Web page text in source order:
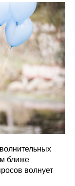
ближе
волнует